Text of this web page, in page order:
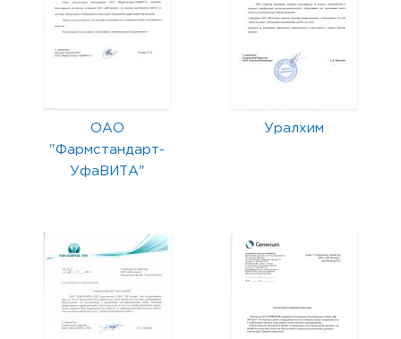
ОАО
"Фармстандарт-
УфаВИТА"
Уралхим